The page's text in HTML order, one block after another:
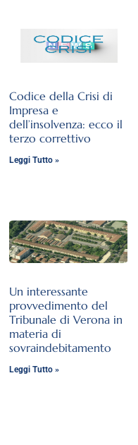
Codice della Crisi di
Impresa e
dell’insolvenza: ecco il
terzo correttivo
Leggi Tutto »
Un interessante
provvedimento del
Tribunale di Verona in
materia di
sovraindebitamento
Leggi Tutto »